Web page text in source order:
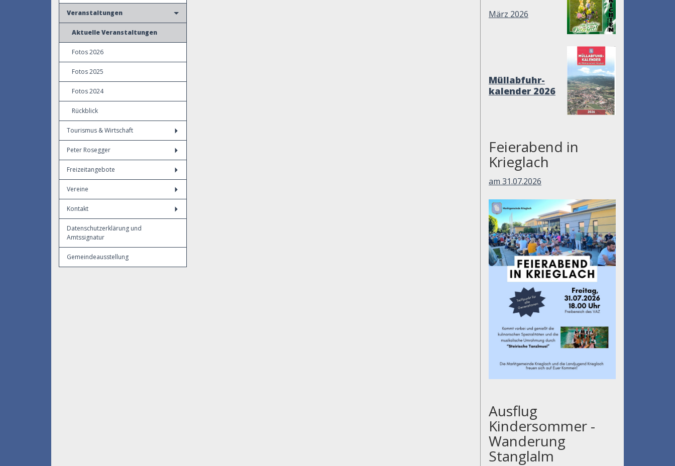
Veranstaltungen
Aktuelle Veranstaltungen
Fotos 2026
Fotos 2025
Fotos 2024
Rückblick
Tourismus & Wirtschaft
Peter Rosegger
Freizeitangebote
Vereine
Kontakt
Datenschutzerklärung und
Amtssignatur
Gemeindeausstellung
März 2026
Müllabfuhr-
kalender 2026
Feierabend in
Krieglach
am 31.07.2026
Ausflug
Kindersommer -
Wanderung
Stanglalm